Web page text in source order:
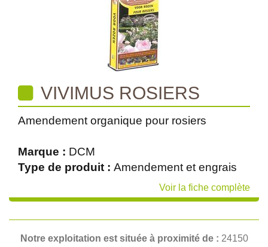
VIVIMUS ROSIERS
Amendement organique pour rosiers
Marque : DCM
Type de produit : Amendement et engrais
Voir la fiche complète
Notre exploitation est située à proximité de : 24150